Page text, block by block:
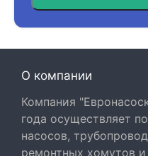
О компании
Компания
года осуществляет
насосов,
ремонтных хомутов